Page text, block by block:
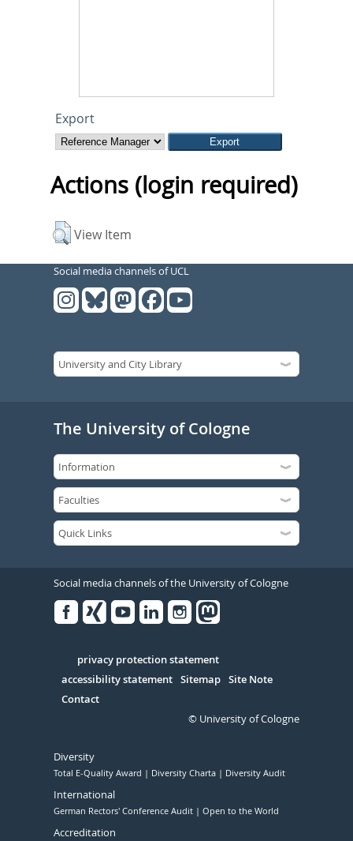
Export
Actions (login required)
View Item
Social media channels of UCL
The University of Cologne
Social media channels of the University of Cologne
Serivce
privacy protection statement
accessibility statement Sitemap Site Note
Contact
© University of Cologne
Diversity
Total E-Quality Award Diversity Charta Diversity Audit
International
German Rectors' Conference Audit Open to the World
Accreditation